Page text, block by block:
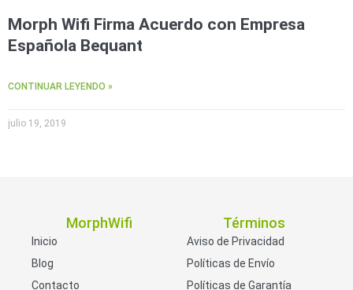
Morph Wifi Firma Acuerdo con Empresa
Española Bequant
CONTINUAR LEYENDO »
julio 19, 2019
MorphWifi
Inicio
Blog
Contacto
Términos
Aviso de Privacidad
Políticas de Envío
Políticas de Garantía